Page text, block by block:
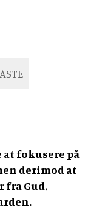
fokusere på
derimod at
fra Gud,